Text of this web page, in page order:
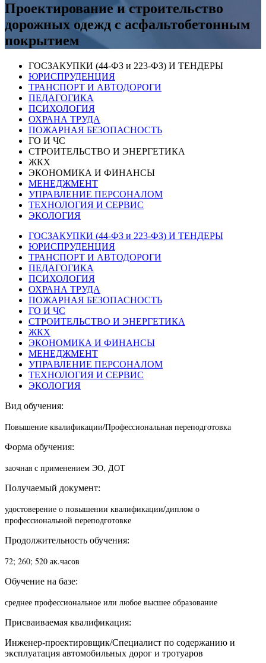
Проектирование и строительство
дорожных одежд с асфальтобетонным
покрытием
ГОСЗАКУПКИ (44-ФЗ и 223-ФЗ) И ТЕНДЕРЫ
ЮРИСПРУДЕНЦИЯ
ТРАНСПОРТ И АВТОДОРОГИ
ПЕДАГОГИКА
ПСИХОЛОГИЯ
ОХРАНА ТРУДА
ПОЖАРНАЯ БЕЗОПАСНОСТЬ
ГО И ЧС
СТРОИТЕЛЬСТВО И ЭНЕРГЕТИКА
ЖКХ
ЭКОНОМИКА И ФИНАНСЫ
МЕНЕДЖМЕНТ
УПРАВЛЕНИЕ ПЕРСОНАЛОМ
ТЕХНОЛОГИЯ И СЕРВИС
ЭКОЛОГИЯ
ГОСЗАКУПКИ (44-ФЗ и 223-ФЗ) И ТЕНДЕРЫ
ЮРИСПРУДЕНЦИЯ
ТРАНСПОРТ И АВТОДОРОГИ
ПЕДАГОГИКА
ПСИХОЛОГИЯ
ОХРАНА ТРУДА
ПОЖАРНАЯ БЕЗОПАСНОСТЬ
ГО И ЧС
СТРОИТЕЛЬСТВО И ЭНЕРГЕТИКА
ЖКХ
ЭКОНОМИКА И ФИНАНСЫ
МЕНЕДЖМЕНТ
УПРАВЛЕНИЕ ПЕРСОНАЛОМ
ТЕХНОЛОГИЯ И СЕРВИС
ЭКОЛОГИЯ
Вид обучения:
Повышение квалификации/Профессиональная переподготовка
Форма обучения:
заочная с применением ЭО, ДОТ
Получаемый документ:
удостоверение о повышении квалификации/диплом о
профессиональной переподготовке
Продолжительность обучения:
72; 260; 520 ак.часов
Обучение на базе:
среднее профессиональное или любое высшее образование
Присваиваемая квалификация:
Инженер-проектировщик/Специалист по содержанию и
эксплуатация автомобильных дорог и тротуаров